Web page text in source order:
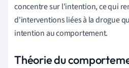
concentre sur l'intention, ce qui
d'interventions liées à la drogue
intention au comportement.
Théorie du